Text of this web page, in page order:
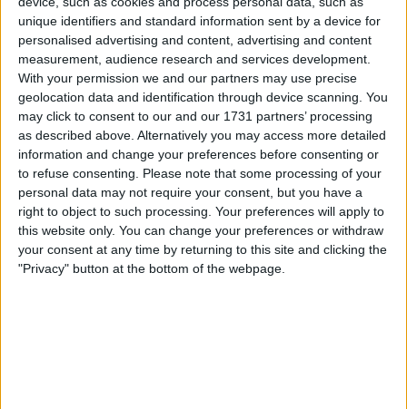
unique identifiers and standard information sent by a device for
personalised advertising and content, advertising and content
measurement, audience research and services development.
With your permission we and our partners may use precise
geolocation data and identification through device scanning. You
may click to consent to our and our 1731 partners’ processing
as described above. Alternatively you may access more detailed
information and change your preferences before consenting or
to refuse consenting. Please note that some processing of your
personal data may not require your consent, but you have a
right to object to such processing. Your preferences will apply to
this website only. You can change your preferences or withdraw
your consent at any time by returning to this site and clicking the
"Privacy" button at the bottom of the webpage.
A corrida de 74 quilómetros foi marcada pelo
exigente circuito com subidas ao Kigali Golf e a
subida em pavê até Kimihurura. Desde as primeiras
rampas, a corrida foi endurecida pelo ritmo imposto
por várias equipas, incluindo a Etiópia, que com
Kashay Kiros dividiu bastante o grupo.
A segunda metade da corrida foi uma constante
sucessão de ataques. A checa Antonie Cermanova
tentou surpreender com 57 quilómetros por
percorrer, mas foi neutralizada após o esforço de